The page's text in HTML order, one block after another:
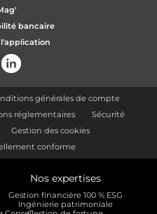
bancaire
générales de compte
réglementaires
Sécurité
Gestion des cookies
conforme
Nos expertises
Gestion financière 100 % ESG
Ingénierie patrimoniale